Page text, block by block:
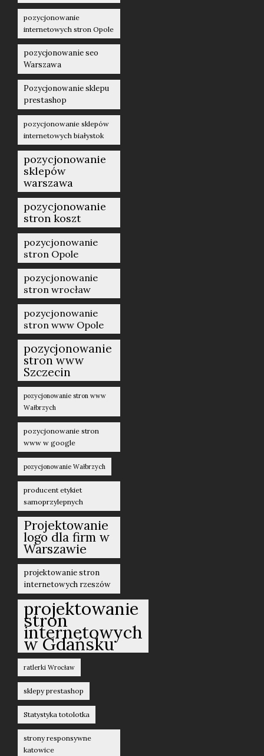
pozycjonowanie
internetowych stron Opole
pozycjonowanie seo
Warszawa
Pozycjonowanie sklepu
prestashop
pozycjonowanie sklepów
internetowych białystok
pozycjonowanie
sklepów
warszawa
pozycjonowanie
stron koszt
pozycjonowanie
stron Opole
pozycjonowanie
stron wrocław
pozycjonowanie
stron www Opole
pozycjonowanie
stron www
Szczecin
pozycjonowanie stron www
Wałbrzych
pozycjonowanie stron
www w google
pozycjonowanie Wałbrzych
producent etykiet
samoprzylepnych
Projektowanie
logo dla firm w
Warszawie
projektowanie stron
internetowych rzeszów
projektowanie
stron
internetowych
w Gdańsku
ratlerki Wrocław
sklepy prestashop
Statystyka totolotka
strony responsywne
katowice